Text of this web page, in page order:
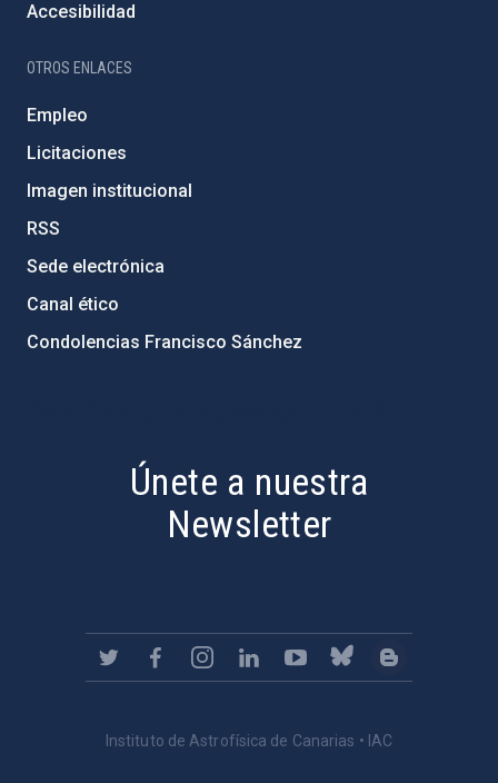
Accesibilidad
OTROS ENLACES
Empleo
Licitaciones
Imagen institucional
RSS
Sede electrónica
Canal ético
Condolencias Francisco Sánchez
Únete a nuestra
Newsletter
Instituto de Astrofísica de Canarias • IAC